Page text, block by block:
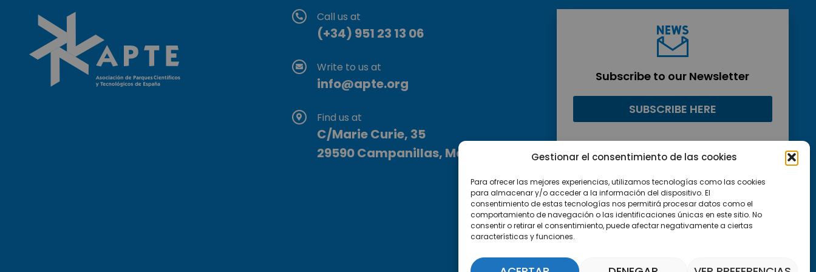
Gestionar el consentimiento de las cookies
Para ofrecer las mejores experiencias, utilizamos tecnologías como las cookies
para almacenar y/o acceder a la información del dispositivo. El
consentimiento de estas tecnologías nos permitirá procesar datos como el
comportamiento de navegación o las identificaciones únicas en este sitio. No
consentir o retirar el consentimiento, puede afectar negativamente a ciertas
características y funciones.
Call us at
(+34) 951 23 13 06
Write to us at
info@apte.org
Find us at
C/Marie Curie, 35
29590 Campanillas, Málaga
Subscribe to our Newsletter
SUBSCRIBE HERE